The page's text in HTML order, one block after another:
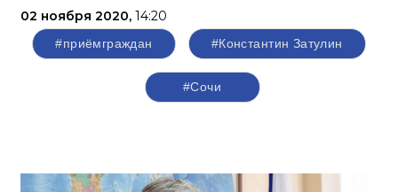
02 ноября 2020, 14:20
#приёмграждан #Константин Затулин
#Сочи